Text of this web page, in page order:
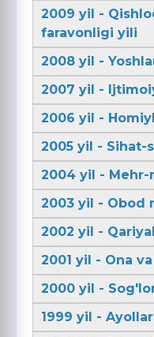
2009 yil -
faravonligi yili
2008 yil -
2007 yil -
2006 yil -
2005 yil - Sihat-
2004 yil -
2003 yil - Obod
2002 yil -
2001 yil - Ona
2000 yil -
1999 yil -